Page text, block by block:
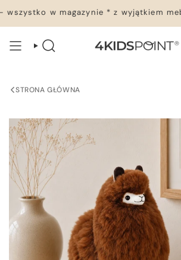
do
treści
w magazynie * z wyjątkiem mebli
WYSZUKIWANIE
STRONA GŁÓWNA